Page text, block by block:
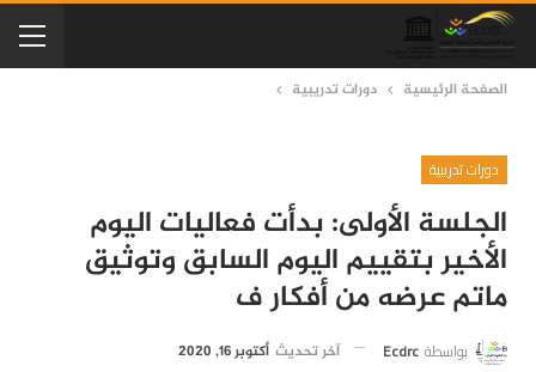
الصفحة الرئيسية دورات تدريبية
دورات تدريبية
الجلسة الأولى: بدأت فعاليات اليوم
الأخير بتقييم اليوم السابق وتوثيق
ماتم عرضه من أفكار ف
بواسطة Ecdrc آخر تحديث أكتوبر 16, 2020